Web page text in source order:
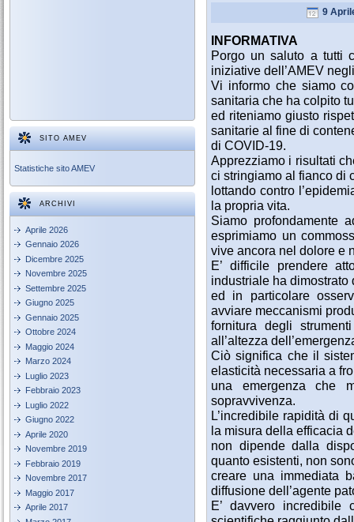
SITO AMEV
Statistiche sito AMEV
ARCHIVI
Aprile 2026
Gennaio 2026
Dicembre 2025
Novembre 2025
Settembre 2025
Giugno 2025
Gennaio 2025
Ottobre 2024
Maggio 2024
Marzo 2024
Luglio 2023
Febbraio 2023
Luglio 2022
Giugno 2022
Aprile 2020
Novembre 2019
Febbraio 2019
Novembre 2017
Maggio 2017
Aprile 2017
9
INFORMATIVA
Porgo un saluto a tutti
iniziative dell’AMEV
Vi informo che siamo
sanitaria che ha colpito
ed riteniamo giusto
sanitarie al fine di
di COVID-19.
Apprezziamo i risultati
ci stringiamo al fianco di
lottando contro
la propria vita.
Siamo profondamente
esprimiamo un
vive ancora nel dolore e
E’ difficile prendere
industriale ha dimostrato
ed in particolare
avviare meccanismi
fornitura degli
all’altezza
Ciò significa che il
elasticità necessaria a
una emergenza che
sopravvivenza.
L’incredibile rapidità di
la misura della efficacia
non dipende dalla
quanto esistenti, non
creare una immediata
diffusione dell’agente
E’ davvero